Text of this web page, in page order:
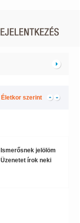
Életkor szerint
Ismerősnek jelölöm
Üzenetet írok neki